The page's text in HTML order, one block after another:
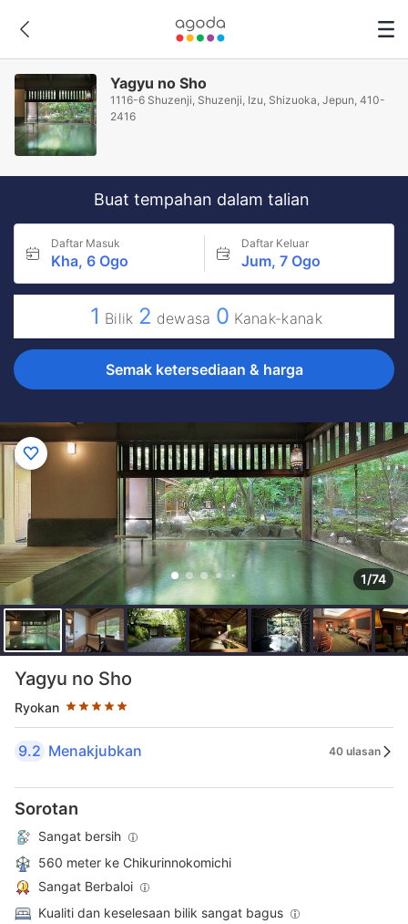
Yagyu no Sho
1116-6 Shuzenji, Shuzenji, Izu, Shizuoka, Jepun, 410-
2416
Buat tempahan dalam talian
Daftar Masuk
Kha, 6 Ogo
Daftar Keluar
Jum, 7 Ogo
1 Bilik 2 dewasa 0 Kanak-kanak
Semak ketersediaan & harga
1/74
Yagyu no Sho
Ryokan
Taraf bintang 5 bintang
9.2 Menakjubkan 40 ulasan
Sorotan
Sangat bersih
560 meter ke Chikurinnokomichi
Sangat Berbaloi
Kualiti dan keselesaan bilik sangat bagus